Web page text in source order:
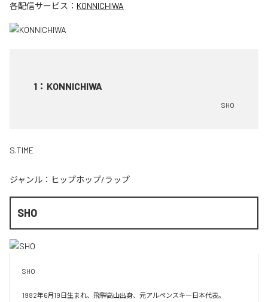
各配信サービス： KONNICHIWA
1 ： KONNICHIWA
SHO
S.TIME
ジャンル： ヒップホップ/ラップ
SHO
SHO
1982年6月19日生まれ、飛騨高山出身、元アルペンスキー日本代表。